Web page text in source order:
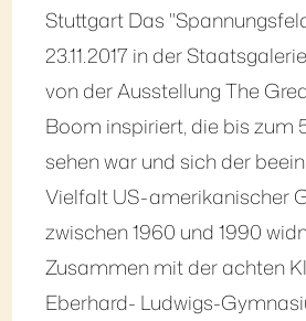
Stuttgart Das
23.11.2017 in der
von der Ausstellung The
Boom inspiriert, die bis zum
sehen war und sich der
Vielfalt US-amerikanischer
zwischen 1960 und 1990
Zusammen mit der achten
Eberhard- Ludwigs-